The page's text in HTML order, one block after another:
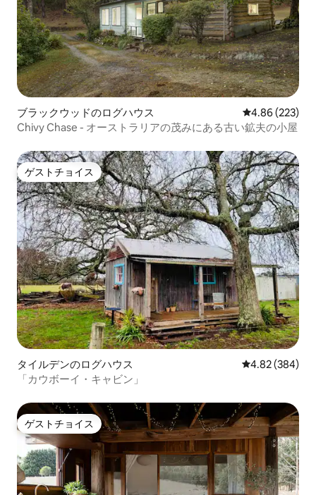
ブラックウッドのログハウス レビュー223
4.86 (223)
Chivy Chase - オーストラリアの茂みにある古い鉱夫の小屋
ゲストチョイス
ゲストチョイス
タイルデンのログハウス レビュー384
4.82 (384)
「カウボーイ・キャビン」
ゲストチョイス
ゲストチョイス